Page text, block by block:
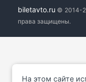
На этом сайте
biletavto.ru © 2014-
права защищены.